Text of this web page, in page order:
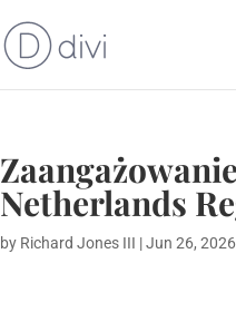
Netherlands
by Richard Jones III |Jun 26, 2026